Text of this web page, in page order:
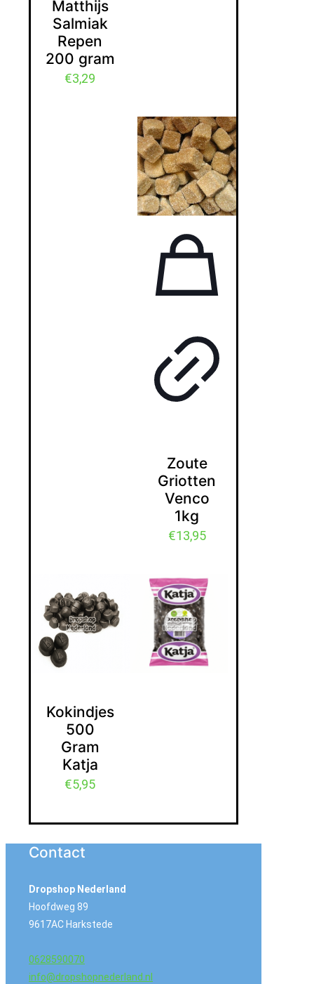
Matthijs
Salmiak
Repen
200 gram
€3,29
Zoute
Griotten
Venco
1kg
€13,95
Kokindjes
500
Gram
Katja
€5,95
Contact
Dropshop Nederland
Hoofdweg 89
9617AC Harkstede
0628590070
info@dropshopnederland.nl